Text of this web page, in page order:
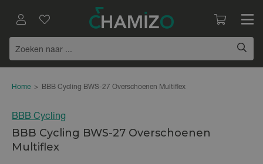
Home > BBB Cycling BWS-27 Overschoenen Multiflex
BBB Cycling
BBB Cycling BWS-27 Overschoenen
Multiflex